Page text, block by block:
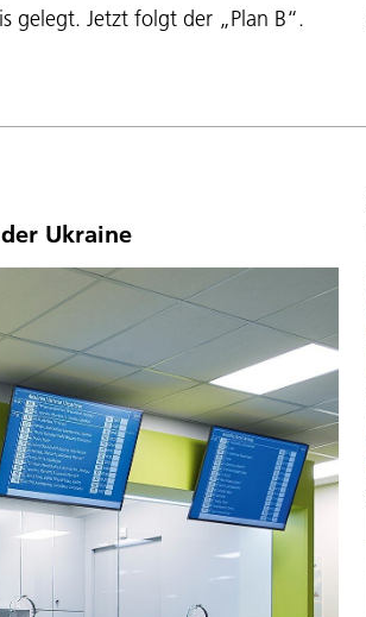
gelegt. Jetzt folgt der „Plan B“.
Ukraine